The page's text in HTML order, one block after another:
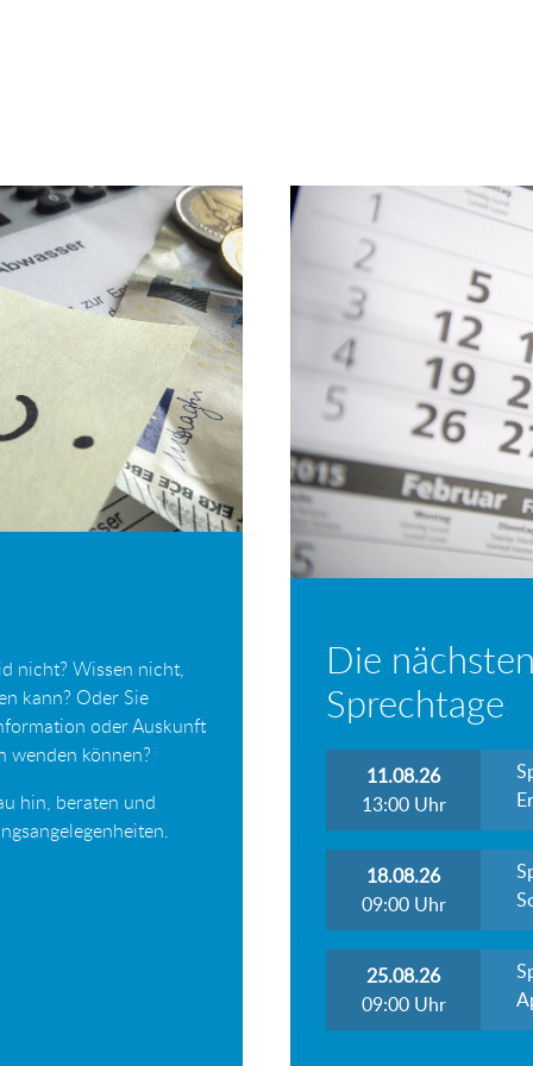
nicht? Wissen nicht,
kann? Oder Sie
oder Auskunft
wenden können?
hin, beraten und
Die
Sprechtage
11.08.26
13:00 Uhr
18.08.26
09:00 Uhr
25.08.26
09:00 Uhr